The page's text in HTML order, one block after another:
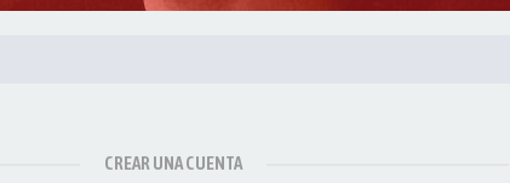
CREAR UNA CUENTA